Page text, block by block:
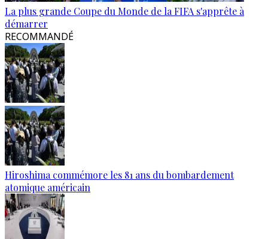
La plus grande Coupe du Monde de la FIFA s'apprête à
démarrer
RECOMMANDÉ
Hiroshima commémore les 81 ans du bombardement
atomique américain